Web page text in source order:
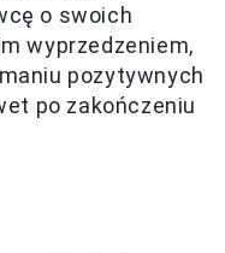
o swoich
wyprzedzeniem,
pozytywnych
po zakończeniu